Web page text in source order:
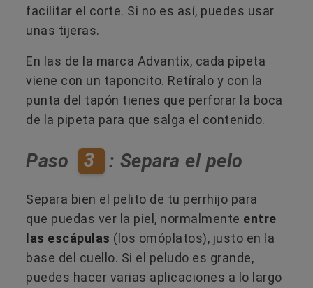
facilitar el corte. Si no es así, puedes usar
unas tijeras.
En las de la marca Advantix, cada pipeta
viene con un taponcito. Retíralo y con la
punta del tapón tienes que perforar la boca
de la pipeta para que salga el contenido.
Paso 3 : Separa el pelo
Separa bien el pelito de tu perrhijo para
que puedas ver la piel, normalmente entre
las escápulas (los omóplatos), justo en la
base del cuello. Si el peludo es grande,
puedes hacer varias aplicaciones a lo largo